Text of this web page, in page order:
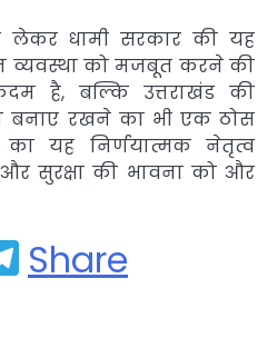
धामी सरकार की यह
व्यवस्था को मजबूत करने की
है, बल्कि उत्तराखंड की
बनाए रखने का भी एक ठोस
यह निर्णयात्मक नेतृत्व
और सुरक्षा की भावना को और
Telegram
Share